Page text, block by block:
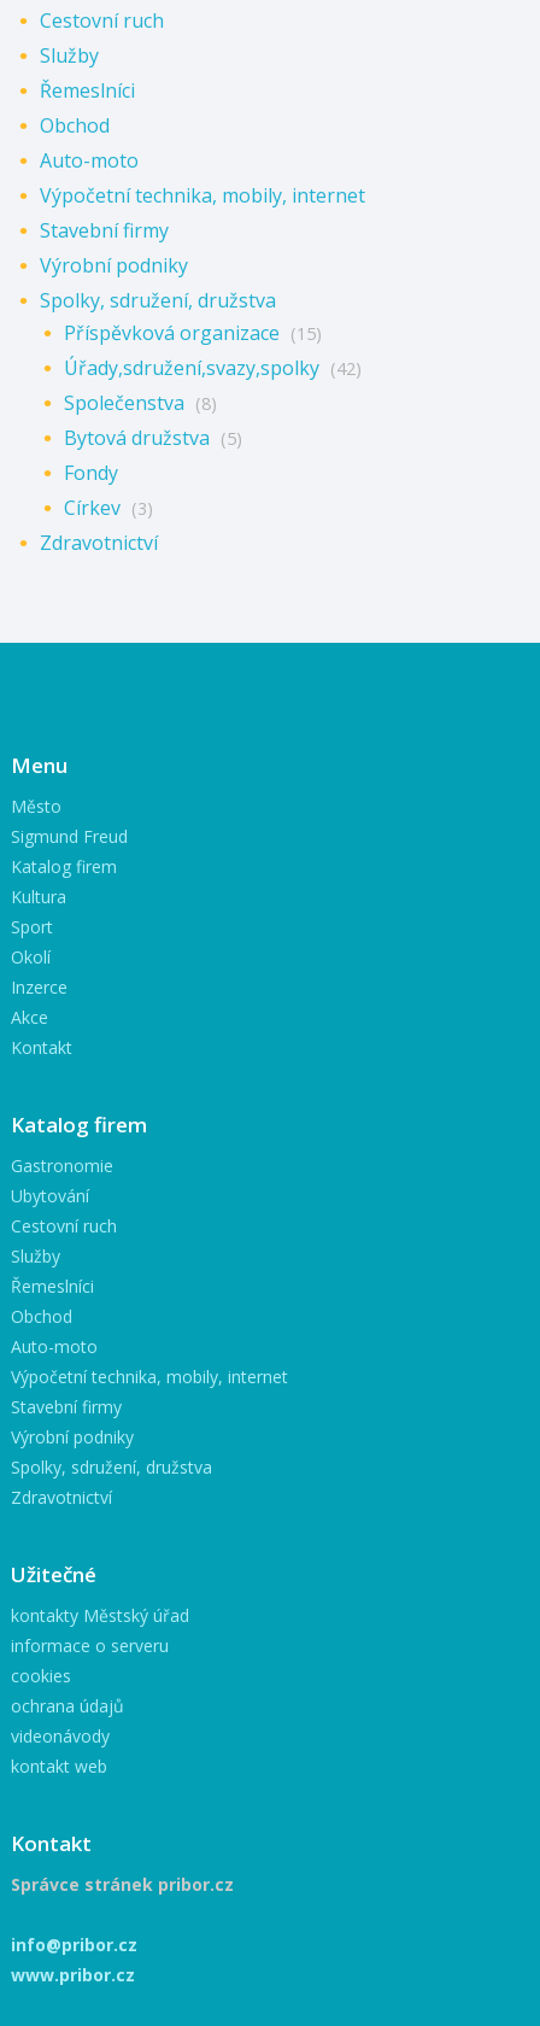
Cestovní ruch
Služby
Řemeslníci
Obchod
Auto-moto
Výpočetní technika, mobily, internet
Stavební firmy
Výrobní podniky
Spolky, sdružení, družstva
Příspěvková organizace (15)
Úřady,sdružení,svazy,spolky (42)
Společenstva (8)
Bytová družstva (5)
Fondy
Církev (3)
Zdravotnictví
Menu
Město
Sigmund Freud
Katalog firem
Kultura
Sport
Okolí
Inzerce
Akce
Kontakt
Katalog firem
Gastronomie
Ubytování
Cestovní ruch
Služby
Řemeslníci
Obchod
Auto-moto
Výpočetní technika, mobily, internet
Stavební firmy
Výrobní podniky
Spolky, sdružení, družstva
Zdravotnictví
Užitečné
kontakty Městský úřad
informace o serveru
cookies
ochrana údajů
videonávody
kontakt web
Kontakt
Správce stránek pribor.cz
info@pribor.cz
www.pribor.cz